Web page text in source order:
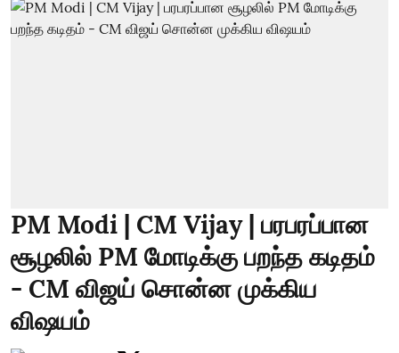
PM Modi | CM Vijay | பரபரப்பான
சூழலில் PM மோடிக்கு பறந்த கடிதம்
- CM விஜய் சொன்ன முக்கிய
விஷயம்